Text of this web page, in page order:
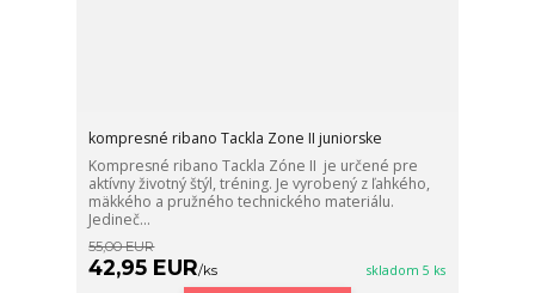
kompresné ribano Tackla Zone II juniorske
Kompresné ribano Tackla Zóne II je určené pre
aktívny životný štýl, tréning. Je vyrobený z ľahkého,
mäkkého a pružného technického materiálu.
Jedineč...
55,00 EUR
42,95 EUR/ks skladom 5 ks